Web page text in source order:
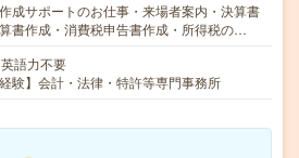
成サポートのお仕事・来場者案内・決算書
書作成・消費税申告書作成・所得税の…
語力不要
経験】会計・法律・特許等専門事務所